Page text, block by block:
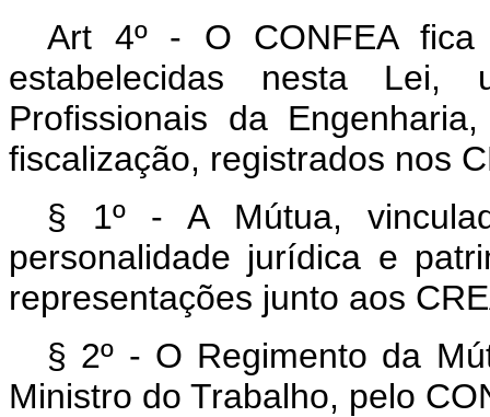
Art 4º - O CONFEA fica
estabelecidas nesta Lei,
Profissionais da
fiscalização, registrados nos
§ 1º - A Mútua,
personalidade jurídica e
representações junto aos
§ 2º - O Regimento da
Ministro do Trabalho, pelo